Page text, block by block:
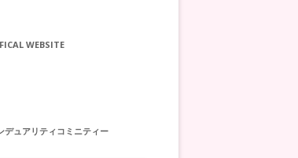
WEBSITE
デュアリティコミニティー